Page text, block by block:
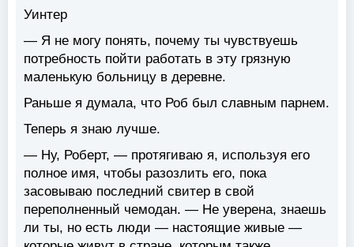
Уинтер
— Я не могу понять, почему ты чувствуешь
потребность пойти работать в эту грязную
маленькую больницу в деревне.
Раньше я думала, что Роб был славным парнем.
Теперь я знаю лучше.
— Ну, Роберт, — протягиваю я, используя его
полное имя, чтобы разозлить его, пока
засовываю последний свитер в свой
переполненный чемодан. — Не уверена, знаешь
ли ты, но есть люди — настоящие живые —